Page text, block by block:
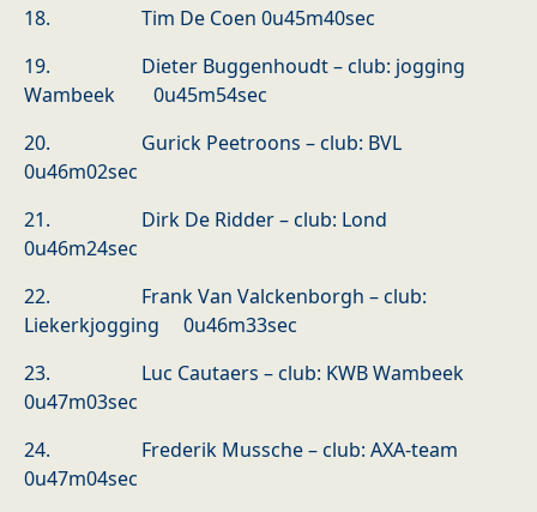
18. Tim De Coen 0u45m40sec
19. Dieter Buggenhoudt – club: jogging
Wambeek 0u45m54sec
20. Gurick Peetroons – club: BVL
0u46m02sec
21. Dirk De Ridder – club: Lond
0u46m24sec
22. Frank Van Valckenborgh – club:
Liekerkjogging 0u46m33sec
23. Luc Cautaers – club: KWB Wambeek
0u47m03sec
24. Frederik Mussche – club: AXA-team
0u47m04sec